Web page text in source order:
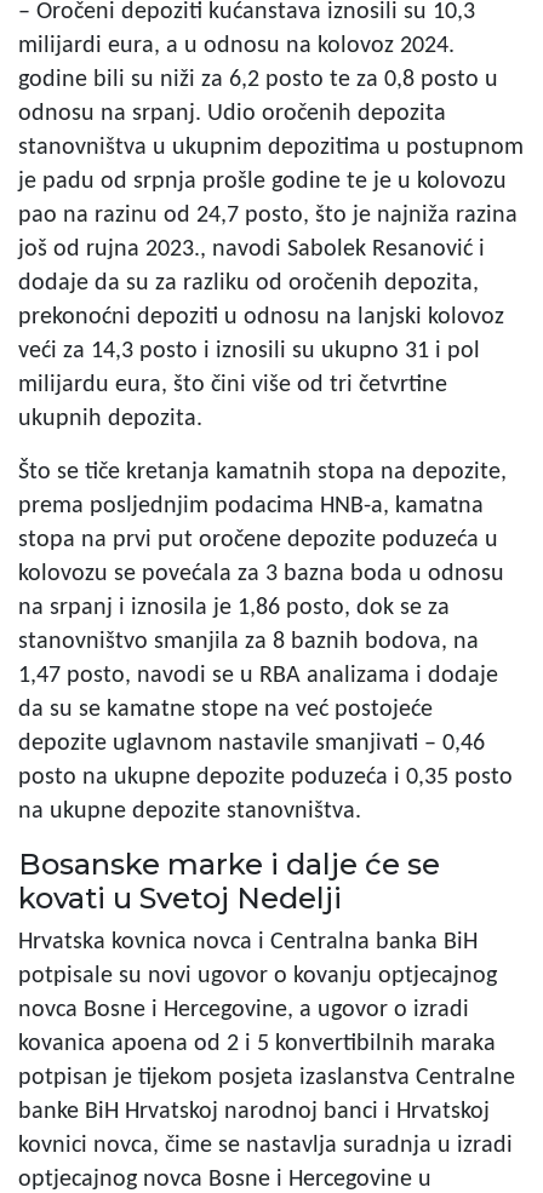
– Oročeni depoziti kućanstava iznosili su 10,3
milijardi eura, a u odnosu na kolovoz 2024.
godine bili su niži za 6,2 posto te za 0,8 posto u
odnosu na srpanj. Udio oročenih depozita
stanovništva u ukupnim depozitima u postupnom
je padu od srpnja prošle godine te je u kolovozu
pao na razinu od 24,7 posto, što je najniža razina
još od rujna 2023., navodi Sabolek Resanović i
dodaje da su za razliku od oročenih depozita,
prekonoćni depoziti u odnosu na lanjski kolovoz
veći za 14,3 posto i iznosili su ukupno 31 i pol
milijardu eura, što čini više od tri četvrtine
ukupnih depozita.
Što se tiče kretanja kamatnih stopa na depozite,
prema posljednjim podacima HNB-a, kamatna
stopa na prvi put oročene depozite poduzeća u
kolovozu se povećala za 3 bazna boda u odnosu
na srpanj i iznosila je 1,86 posto, dok se za
stanovništvo smanjila za 8 baznih bodova, na
1,47 posto, navodi se u RBA analizama i dodaje
da su se kamatne stope na već postojeće
depozite uglavnom nastavile smanjivati – 0,46
posto na ukupne depozite poduzeća i 0,35 posto
na ukupne depozite stanovništva.
Bosanske marke i dalje će se
kovati u Svetoj Nedelji
Hrvatska kovnica novca i Centralna banka BiH
potpisale su novi ugovor o kovanju optjecajnog
novca Bosne i Hercegovine, a ugovor o izradi
kovanica apoena od 2 i 5 konvertibilnih maraka
potpisan je tijekom posjeta izaslanstva Centralne
banke BiH Hrvatskoj narodnoj banci i Hrvatskoj
kovnici novca, čime se nastavlja suradnja u izradi
optjecajnog novca Bosne i Hercegovine u